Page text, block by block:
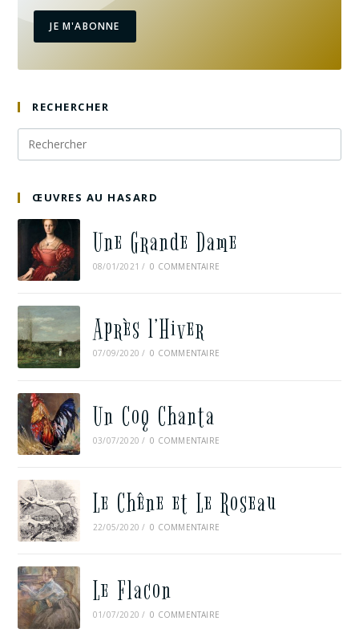
JE M'ABONNE
RECHERCHER
ŒUVRES AU HASARD
Une Grande Dame
08/01/2021 / 0 COMMENTAIRE
Après l’Hiver
07/09/2020 / 0 COMMENTAIRE
Un Coq Chanta
03/07/2020 / 0 COMMENTAIRE
Le Chêne et Le Roseau
22/05/2020 / 0 COMMENTAIRE
Le Flacon
01/07/2020 / 0 COMMENTAIRE